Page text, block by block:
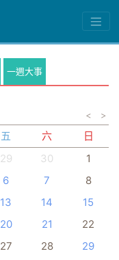
一週大事
< >
五 六
日
29 30
1
6 7
8
13 14
15
20 21
22
27 28
29